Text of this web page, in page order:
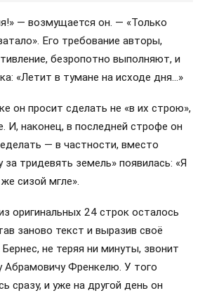
— возмущается он. — «Только
Его требование авторы,
безропотно выполняют, и
«Летит в тумане на исходе дня…»
он просит сделать не «в их строю»,
И, наконец, в последней строфе он
— в частности, вместо
за тридевять земель» появилась: «Я
сизой мгле».
оригинальных 24 строк осталось
заново текст и выразив своё
не теряя ни минуты, звонит
Абрамовичу Френкелю. У того
сразу, и уже на другой день он